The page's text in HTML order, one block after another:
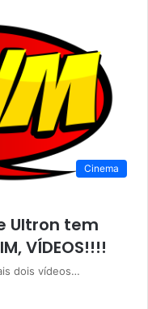
Cinema
Ultron tem
VÍDEOS!!!!
dois vídeos…